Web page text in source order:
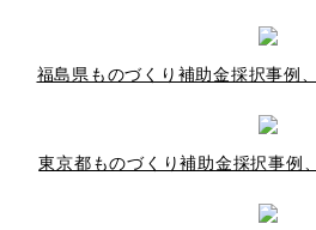
福島県ものづくり補助金採択事例
東京都ものづくり補助金採択事例